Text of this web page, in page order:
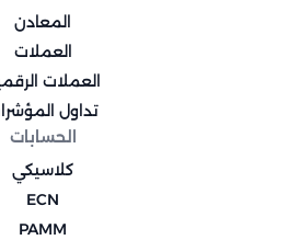
المعادن
العملات
العملات
تداول
الحسابات
كلاسيكي
ECN
PAMM